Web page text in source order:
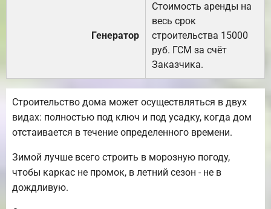
Генератор
Стоимость аренды на
весь срок
строительства 15000
руб. ГСМ за счёт
Заказчика.
Строительство дома может осуществляться в двух
видах: полностью под ключ и под усадку, когда дом
отстаивается в течение определенного времени.
Зимой лучше всего строить в морозную погоду,
чтобы каркас не промок, в летний сезон - не в
дождливую.